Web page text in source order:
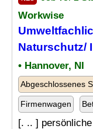
Workwise
Naturschutz/
• Hannover, NI
Abgeschlossenes
Firmenwagen
[. .. ]